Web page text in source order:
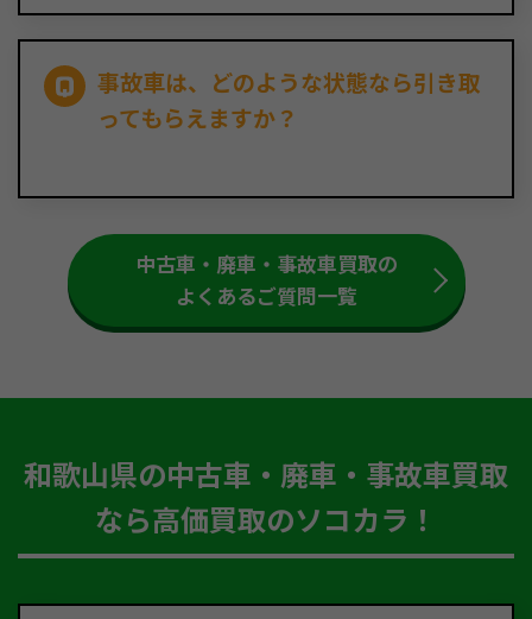
事故車は、どのような状態なら引き取
ってもらえますか？
中古車・廃車・事故車買取の
よくあるご質問一覧
和歌山県の中古車・廃車・事故車買取
なら高価買取のソコカラ！